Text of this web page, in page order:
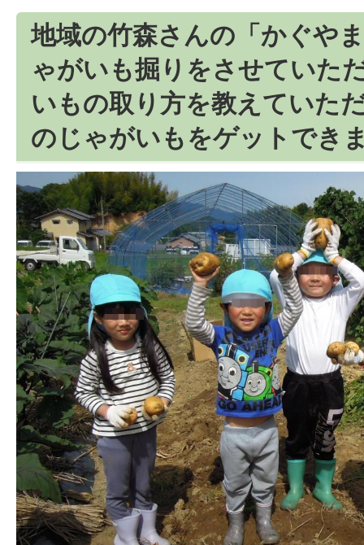
地域の竹森さんの「かぐや
ゃがいも掘りをさせていた
いもの取り方を教えていた
のじゃがいもをゲットでき